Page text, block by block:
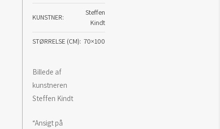
plade
antal
KUNSTNER
Steffen
Kindt
STØRRELSE (CM) 70×100
Billede af
kunstneren
Steffen Kindt
“Ansigt på